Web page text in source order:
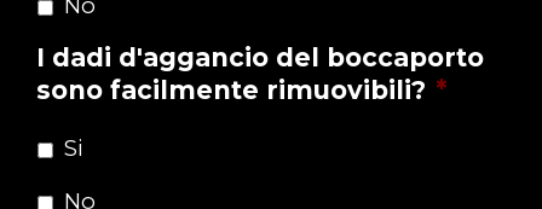
No
I dadi d'aggancio del boccaporto
sono facilmente rimuovibili? *
Si
No